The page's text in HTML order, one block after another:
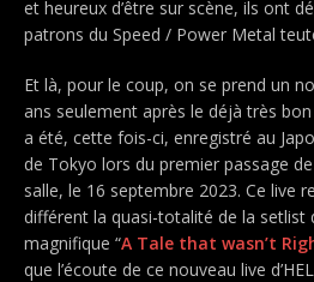
et heureux d’être sur scène, ils ont
patrons du Speed / Power Metal
Et là, pour le coup, on se prend un
ans seulement après le déjà très bon
a été, cette fois-ci, enregistré au
de Tokyo lors du premier passage
salle, le 16 septembre 2023. Ce live
différent la quasi-totalité de la setlist
magnifique “A Tale that wasn’t
que l’écoute de ce nouveau live